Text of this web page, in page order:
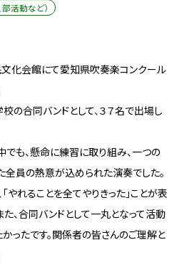
活動など）
文化会館にて愛知県吹奏楽コンクール
の合同バンドとして、３７名で出場し
も、懸命に練習に取り組み、一つの
全員の熱意が込められた演奏でした。
れることを全てやりきった」ことが表
た、合同バンドとして一丸となって活動
かったです。関係者の皆さんのご理解と